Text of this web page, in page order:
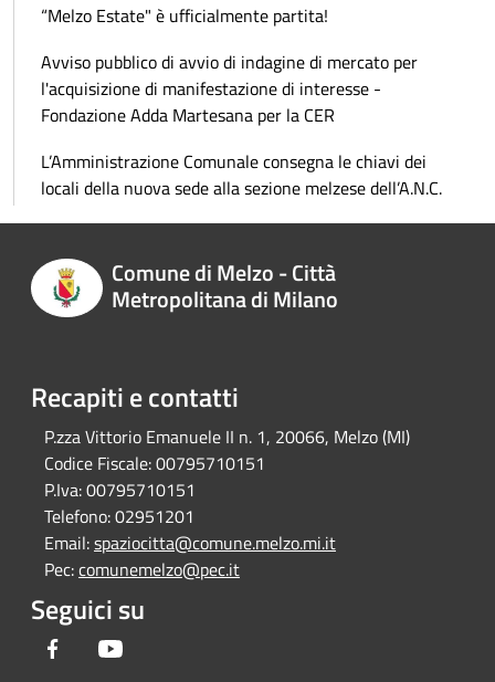
“Melzo Estate" è ufficialmente partita!
Avviso pubblico di avvio di indagine di mercato per
l'acquisizione di manifestazione di interesse -
Fondazione Adda Martesana per la CER
L’Amministrazione Comunale consegna le chiavi dei
locali della nuova sede alla sezione melzese dell’A.N.C.
Comune di Melzo - Città
Metropolitana di Milano
Recapiti e contatti
P.zza Vittorio Emanuele II n. 1, 20066, Melzo (MI)
Codice Fiscale:00795710151
P.Iva:00795710151
Telefono:02951201
Email:spaziocitta@comune.melzo.mi.it
Pec:comunemelzo@pec.it
Seguici su
Facebook